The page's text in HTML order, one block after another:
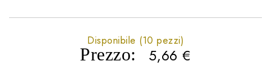
Prezzo: 5,66€
Disponibile (10 pezzi)